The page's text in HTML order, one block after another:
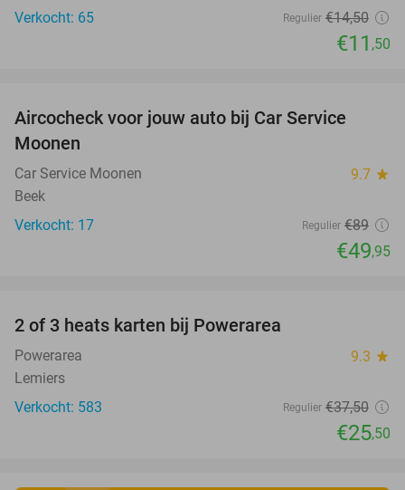
Verkocht: 65
Regulier €14,50
€11 ,50
Aircocheck voor jouw auto bij Car Service
Moonen
Car Service Moonen 9.7 star
Beek
Verkocht: 17
Regulier €89
€49,95
2 of 3 heats karten bij Powerarea
Powerarea 9.3 star
Lemiers
Verkocht: 583
Regulier €37,50
€25,50